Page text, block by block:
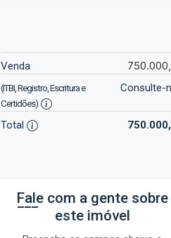
Venda
(ITBI, Registro, Escritura e
Certidões)
Consulte-
Total
Fale com a gente sobre
este imóvel